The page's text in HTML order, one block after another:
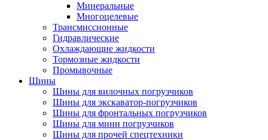
Минеральные
Многоцелевые
Трансмиссионные
Гидравлические
Охлаждающие жидкости
Тормозные жидкости
Промывочные
Шины
Шины для вилочных погрузчиков
Шины для экскаватор-погрузчиков
Шины для фронтальных погрузчиков
Шины для мини погрузчиков
Шины для прочей спецтехники